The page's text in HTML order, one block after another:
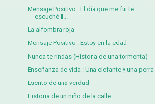
Mensaje Positivo : El día que me fui te
escuché ll...
La alfombra roja
Mensaje Positivo : Estoy en la edad
Nunca te rindas (Historia de una tormenta)
Enseñanza de vida : Una elefante y una perra
Escrito de una verdad
Historia de un niño de la calle